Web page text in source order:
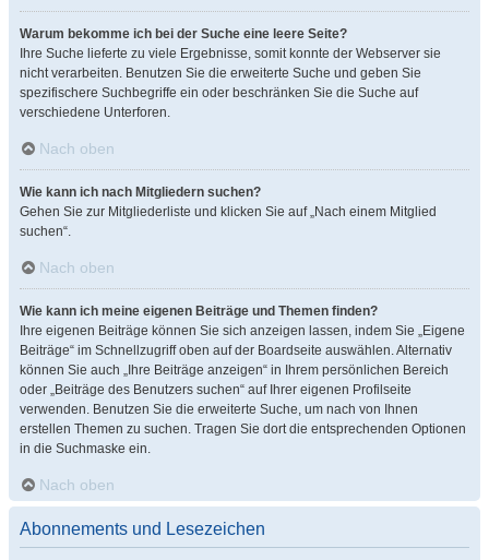
Warum bekomme ich bei der Suche eine leere Seite?
Ihre Suche lieferte zu viele Ergebnisse, somit konnte der Webserver sie
nicht verarbeiten. Benutzen Sie die erweiterte Suche und geben Sie
spezifischere Suchbegriffe ein oder beschränken Sie die Suche auf
verschiedene Unterforen.
Nach oben
Wie kann ich nach Mitgliedern suchen?
Gehen Sie zur Mitgliederliste und klicken Sie auf „Nach einem Mitglied
suchen“.
Nach oben
Wie kann ich meine eigenen Beiträge und Themen finden?
Ihre eigenen Beiträge können Sie sich anzeigen lassen, indem Sie „Eigene
Beiträge“ im Schnellzugriff oben auf der Boardseite auswählen. Alternativ
können Sie auch „Ihre Beiträge anzeigen“ in Ihrem persönlichen Bereich
oder „Beiträge des Benutzers suchen“ auf Ihrer eigenen Profilseite
verwenden. Benutzen Sie die erweiterte Suche, um nach von Ihnen
erstellen Themen zu suchen. Tragen Sie dort die entsprechenden Optionen
in die Suchmaske ein.
Nach oben
Abonnements und Lesezeichen